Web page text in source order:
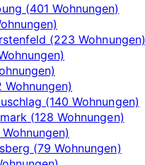
(401 Wohnungen)
(223 Wohnungen)
(140 Wohnungen)
(128 Wohnungen)
(79 Wohnungen)